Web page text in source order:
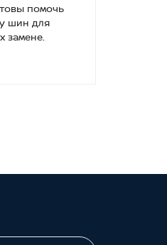
помочь
шин для
замене.